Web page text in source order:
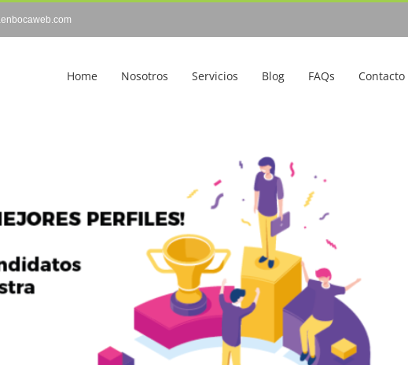
Home Nosotros Servicios Blog FAQs Contacto